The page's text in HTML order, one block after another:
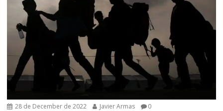
28 de December de 2022 Javier Armas 0